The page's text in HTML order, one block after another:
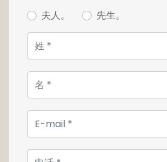
L'espace nuit, quant à lui, est
desservi par le hall d'entrée. Il
d'une chambre de belle taille
privatif à la salle de bain de
Pour vos moments de
profiter d'une baignoire.
Vous serez séduit par la
par la pièce de vie mais
chambre.
夫人。 先生。